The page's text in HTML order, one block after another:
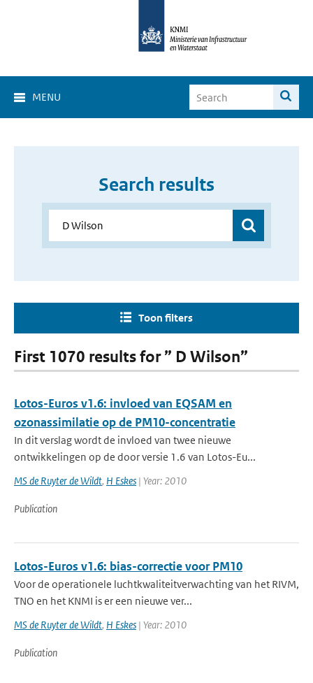
MENU
Search results
Toon filters
First 1070 results for ” D Wilson”
Lotos-Euros v1.6: invloed van EQSAM en
ozonassimilatie op de PM10-concentratie
In dit verslag wordt de invloed van twee nieuwe
ontwikkelingen op de door versie 1.6 van Lotos-Eu...
MS de Ruyter de Wildt, H Eskes | Year: 2010
Publication
Lotos-Euros v1.6: bias-correctie voor PM10
Voor de operationele luchtkwaliteitverwachting van het RIVM,
TNO en het KNMI is er een nieuwe ver...
MS de Ruyter de Wildt, H Eskes | Year: 2010
Publication